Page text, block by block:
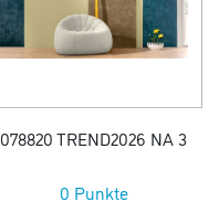
078820 TREND2026 NA 3
0 Punkte